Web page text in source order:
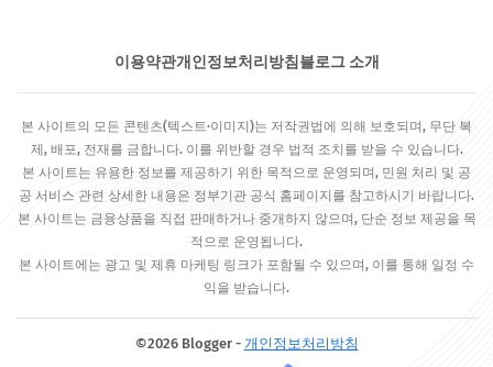
이용약관개인정보처리방침 블로그 소개
본 사이트의 모든 콘텐츠(텍스트·이미지)는 저작권법에 의해 보호되며, 무단 복
제, 배포, 전재를 금합니다. 이를 위반할 경우 법적 조치를 받을 수 있습니다.
본 사이트는 유용한 정보를 제공하기 위한 목적으로 운영되며, 민원 처리 및 공
공 서비스 관련 상세한 내용은 정부기관 공식 홈페이지를 참고하시기 바랍니다.
본 사이트는 금융상품을 직접 판매하거나 중개하지 않으며, 단순 정보 제공을 목
적으로 운영됩니다.
본 사이트에는 광고 및 제휴 마케팅 링크가 포함될 수 있으며, 이를 통해 일정 수
익을 받습니다.
©2026 Blogger - 개인정보처리방침